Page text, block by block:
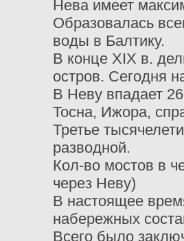
Нева имеет
Образовалась
воды в Балтику.
В конце XIX в.
остров. Сегодня
В Неву впадает
Тосна, Ижора,
Третье
разводной.
Кол-во мостов в
через Неву)
В настоящее
набережных
Всего было